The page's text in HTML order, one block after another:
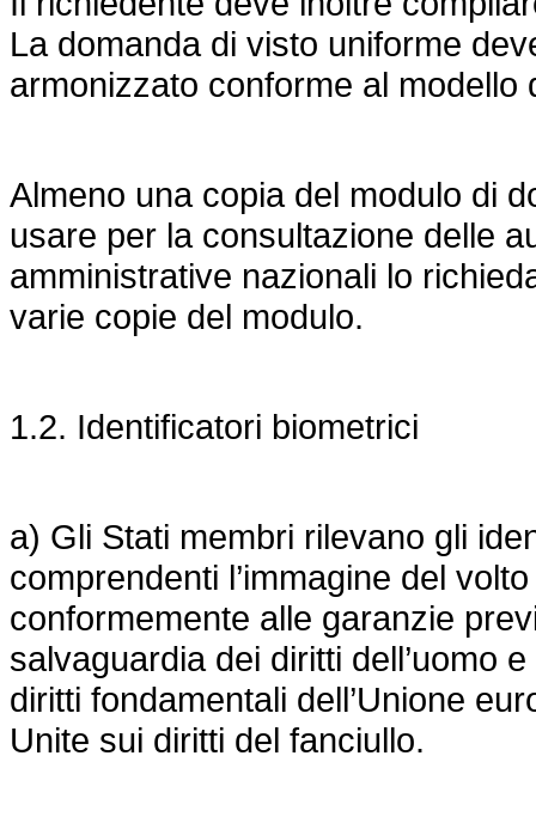
La domanda di visto uniforme
armonizzato conforme al modello
Almeno una copia del modulo di
usare per la consultazione delle
amministrative nazionali lo
varie copie del modulo.
1.2. Identificatori biometrici
a) Gli Stati membri rilevano gli
comprendenti l’immagine del
conformemente alle garanzie
salvaguardia dei diritti dell’uomo
diritti fondamentali dell’Unione
Unite sui diritti del fanciullo.